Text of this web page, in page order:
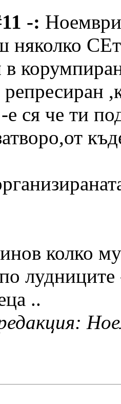
-:
няколко
в
репресиран
-е ся че ти
колко му
по
..